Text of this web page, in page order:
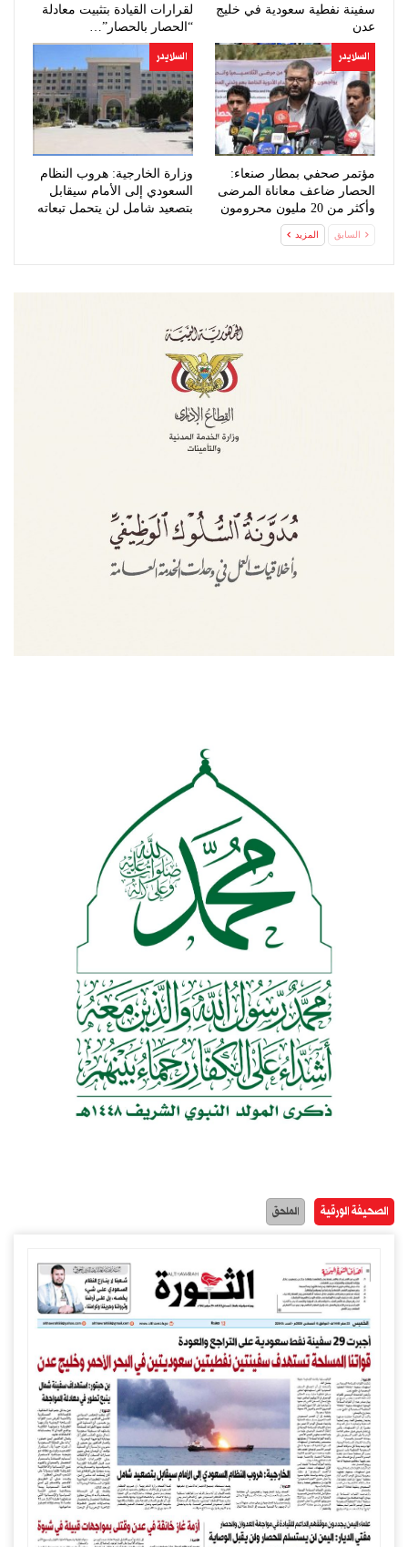
سفينة نفطية سعودية في خليج
عدن
لقرارات القيادة بتثبيت معادلة
“الحصار بالحصار”…
السلايدر
مؤتمر صحفي بمطار صنعاء:
الحصار ضاعف معاناة المرضى
وأكثر من 20 مليون محرومون
السلايدر
وزارة الخارجية: هروب النظام
السعودي إلى الأمام سيقابل
بتصعيد شامل لن يتحمل تبعاته
السابق المزيد
الصحيفة الورقية الملحق